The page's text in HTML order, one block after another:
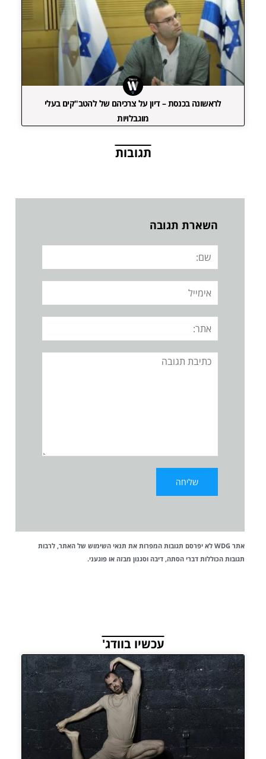
לראשונה בכנסת – דיון על צרכיהם של להטב"קים בעלי
מוגבלויות
תגובות
השארת תגובה
שם:
אימייל
אתר:
תגובה
אתר WDG לא יפרסם תגובות המפרות את תנאי השימוש של האתר, לרבות
תגובות הכוללות דברי הסתה, דיבה וסגנון מבזה או פוגעני.
עכשיו בוודג'